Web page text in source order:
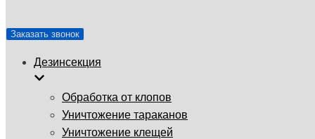
Заказать звонок
Дезинсекция
Обработка от клопов
Уничтожение тараканов
Уничтожение клещей